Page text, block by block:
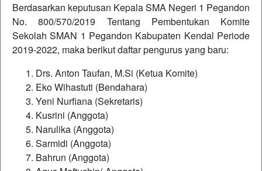
Berdasarkan keputusan Kepala SMA Negeri 1 Pegandon
No. 800/570/2019 Tentang Pembentukan Komite
Sekolah SMAN 1 Pegandon Kabupaten Kendal Periode
2019-2022, maka berikut daftar pengurus yang baru:
Drs. Anton Taufan, M.Si (Ketua Komite)
Eko Wihastuti (Bendahara)
Yeni Nurfiana (Sekretaris)
Kusrini (Anggota)
Narulika (Anggota)
Sarmidi (Anggota)
Bahrun (Anggota)